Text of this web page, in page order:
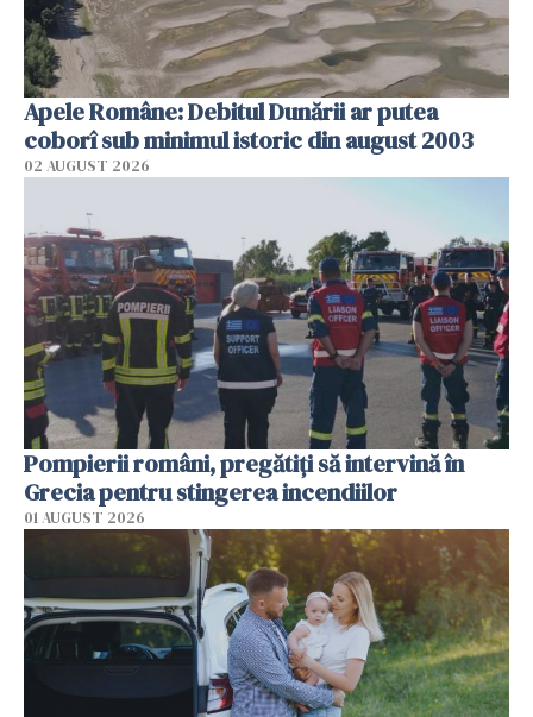
Apele Române: Debitul Dunării ar putea
coborî sub minimul istoric din august 2003
02 AUGUST 2026
Pompierii români, pregătiţi să intervină în
Grecia pentru stingerea incendiilor
01 AUGUST 2026